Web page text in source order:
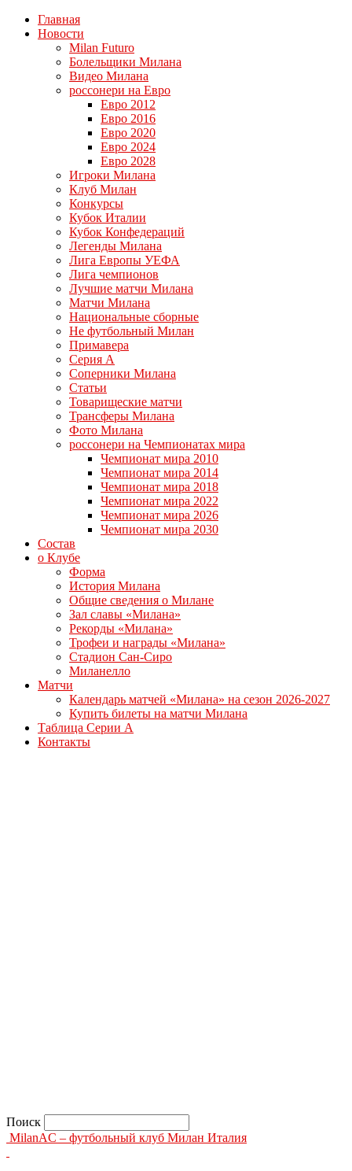
Главная
Новости
Milan Futuro
Болельщики Милана
Видео Милана
россонери на Евро
Евро 2012
Евро 2016
Евро 2020
Евро 2024
Евро 2028
Игроки Милана
Клуб Милан
Конкурсы
Кубок Италии
Кубок Конфедераций
Легенды Милана
Лига Европы УЕФА
Лига чемпионов
Лучшие матчи Милана
Матчи Милана
Национальные сборные
Не футбольный Милан
Примавера
Серия А
Соперники Милана
Статьи
Товарищеские матчи
Трансферы Милана
Фото Милана
россонери на Чемпионатах мира
Чемпионат мира 2010
Чемпионат мира 2014
Чемпионат мира 2018
Чемпионат мира 2022
Чемпионат мира 2026
Чемпионат мира 2030
Состав
о Клубе
Форма
История Милана
Общие сведения о Милане
Зал славы «Милана»
Рекорды «Милана»
Трофеи и награды «Милана»
Стадион Сан-Сиро
Миланелло
Матчи
Календарь матчей «Милана» на сезон 2026-2027
Купить билеты на матчи Милана
Таблица Серии А
Контакты
Поиск
MilanAC – футбольный клуб Милан Италия